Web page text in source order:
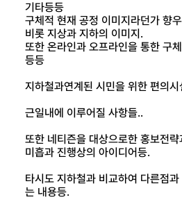
기타등등
구체적 현재 공정 이미지라던가 향
비롯 지상과 지하의 이미지.
또한 온라인과 오프라인을 통한 구
등등
지하철과연계된 시민을 위한 편의
근일내에 이루어질 사항들..
또한 네티즌을 대상으로한 홍보전
미흡과 진행상의 아이디어등.
타시도 지하철과 비교하여 다른점
는 내용등.